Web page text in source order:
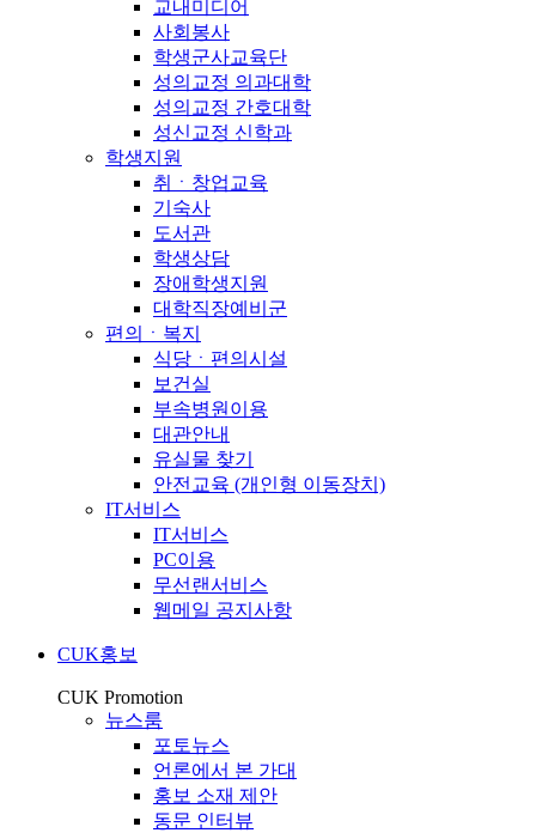
교내미디어
사회봉사
학생군사교육단
성의교정 의과대학
성의교정 간호대학
성신교정 신학과
학생지원
취ㆍ창업교육
기숙사
도서관
학생상담
장애학생지원
대학직장예비군
편의ㆍ복지
식당ㆍ편의시설
보건실
부속병원이용
대관안내
유실물 찾기
안전교육 (개인형 이동장치)
IT서비스
IT서비스
PC이용
무선랜서비스
웹메일 공지사항
CUK홍보
CUK Promotion
뉴스룸
포토뉴스
언론에서 본 가대
홍보 소재 제안
동문 인터뷰